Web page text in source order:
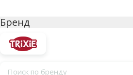
Бренд
Поиск по бренду